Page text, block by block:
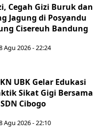
Cegah Gizi Buruk dan
Jagung di Posyandu
Cisereuh Bandung
Agu 2026 - 22:24
UBK Gelar Edukasi
Sikat Gigi Bersama
Cibogo
Agu 2026 - 22:10